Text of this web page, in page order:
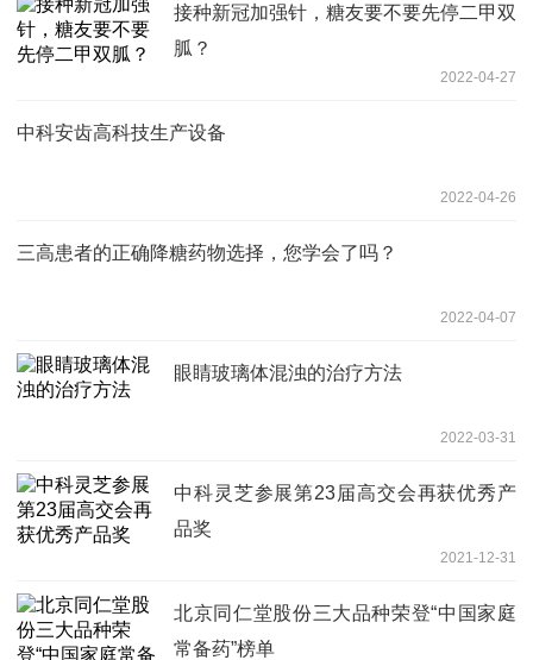
接种新冠加强针，糖友要不要先停二甲双
胍？
2022-04-27
中科安齿高科技生产设备
2022-04-26
三高患者的正确降糖药物选择，您学会了吗？
2022-04-07
眼睛玻璃体混浊的治疗方法
2022-03-31
中科灵芝参展第23届高交会再获优秀产
品奖
2021-12-31
北京同仁堂股份三大品种荣登“中国家庭
常备药”榜单